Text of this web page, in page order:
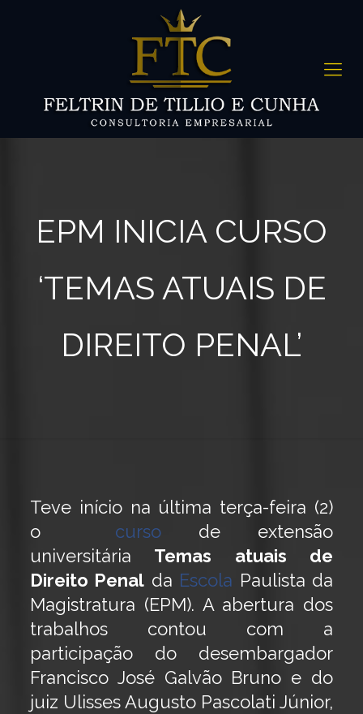
EPM INICIA CURSO
‘TEMAS ATUAIS DE
DIREITO PENAL’
Teve início na última terça-feira (2)
o
curso de extensão
universitária Temas atuais de
Direito Penal da Escola Paulista da
Magistratura (EPM). A abertura dos
trabalhos contou com a
participação do desembargador
Francisco José Galvão Bruno e do
juiz Ulisses Augusto Pascolati Júnior,